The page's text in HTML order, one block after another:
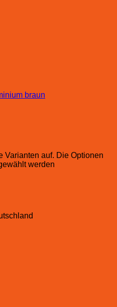
braun
Varianten auf. Die Optionen
werden